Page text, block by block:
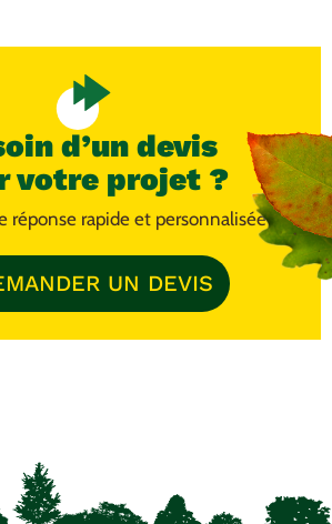
d’un devis
votre projet ?
réponse rapide et personnalisée
UN DEVIS